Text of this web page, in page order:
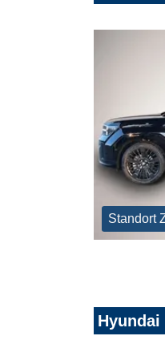
Standort
Hyundai